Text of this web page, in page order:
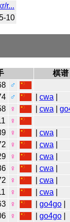
r...
10
棋谱
♂
♂ cwa
♀ cwa
♀
♀ cwa
♀ cwa
♀ cwa
♀ cwa
♀ cwa
♀ cwa
♀ go4go|
♀ go4go|